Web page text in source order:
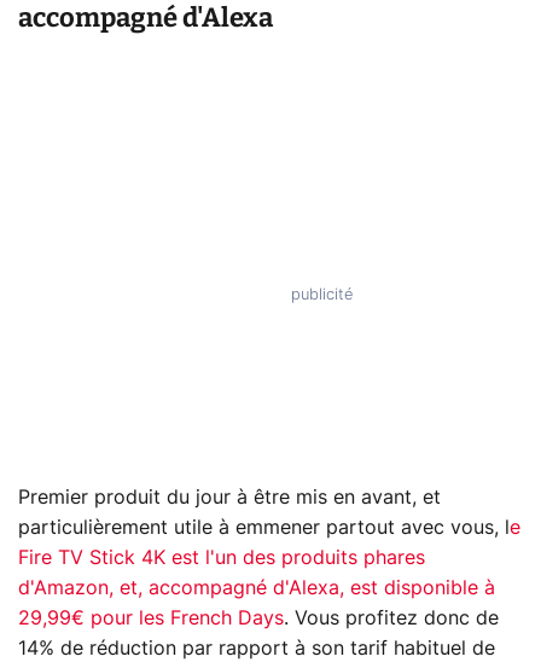
accompagné d'Alexa
Premier produit du jour à être mis en avant, et
particulièrement utile à emmener partout avec vous, l e
Fire TV Stick 4K est l'un des produits phares
d'Amazon, et, accompagné d'Alexa, est disponible à
29,99€ pour les French Days. Vous profitez donc de
14% de réduction par rapport à son tarif habituel de